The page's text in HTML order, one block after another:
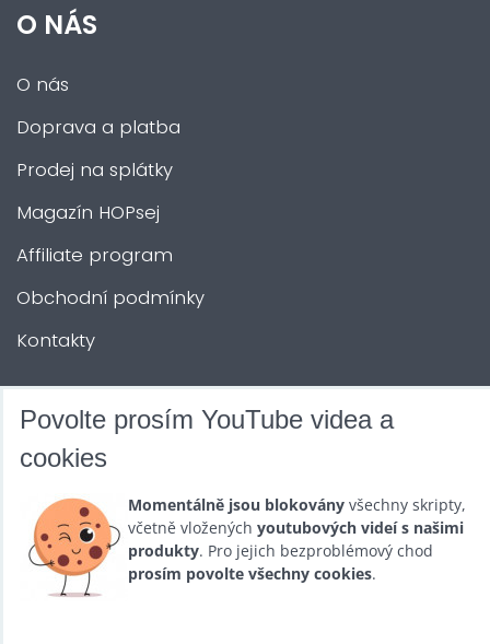
O NÁS
O nás
Doprava a platba
Prodej na splátky
Magazín HOPsej
Affiliate program
Obchodní podmínky
Kontakty
DALŠÍ SLUŽBY
Půjčovna
Promotéři
Kurzy a setkání
Povolte prosím YouTube videa a
cookies
Momentálně jsou blokovány všechny skripty,
včetně vložených youtubových videí s našimi
produkty. Pro jejich bezproblémový chod
prosím povolte všechny cookies.